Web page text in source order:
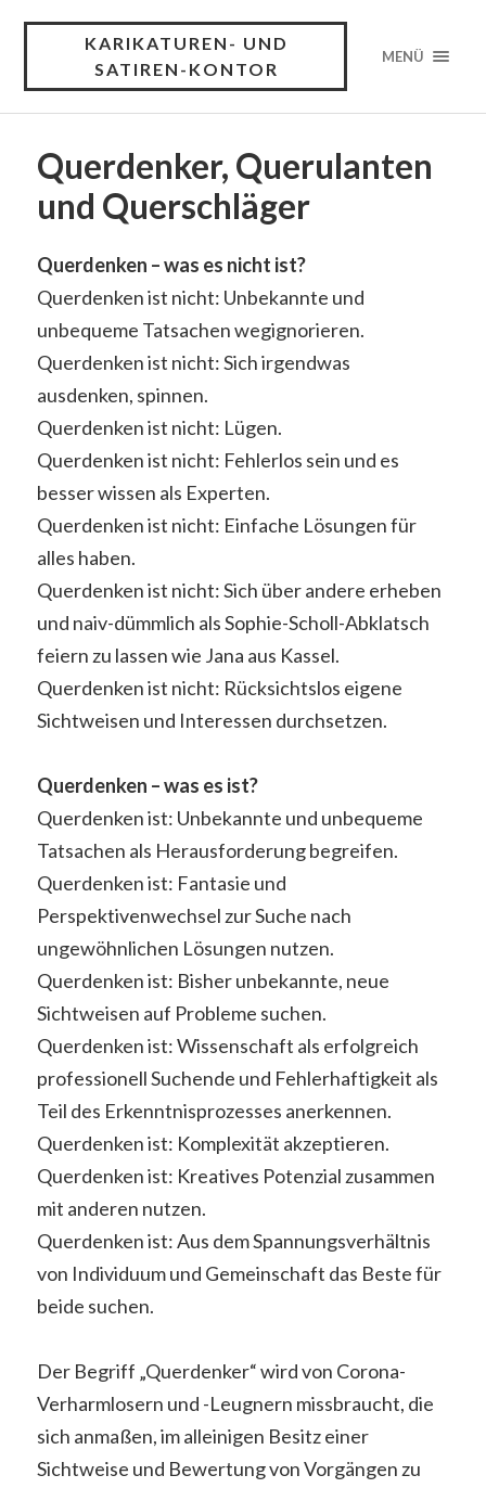
KARIKATUREN- UND
SATIREN-KONTOR
MENÜ
Querdenker, Querulanten
und Querschläger
Querdenken – was es nicht ist?
Querdenken ist nicht: Unbekannte und
unbequeme Tatsachen wegignorieren.
Querdenken ist nicht: Sich irgendwas
ausdenken, spinnen.
Querdenken ist nicht: Lügen.
Querdenken ist nicht: Fehlerlos sein und es
besser wissen als Experten.
Querdenken ist nicht: Einfache Lösungen für
alles haben.
Querdenken ist nicht: Sich über andere erheben
und naiv-dümmlich als Sophie-Scholl-Abklatsch
feiern zu lassen wie Jana aus Kassel.
Querdenken ist nicht: Rücksichtslos eigene
Sichtweisen und Interessen durchsetzen.
Querdenken – was es ist?
Querdenken ist: Unbekannte und unbequeme
Tatsachen als Herausforderung begreifen.
Querdenken ist: Fantasie und
Perspektivenwechsel zur Suche nach
ungewöhnlichen Lösungen nutzen.
Querdenken ist: Bisher unbekannte, neue
Sichtweisen auf Probleme suchen.
Querdenken ist: Wissenschaft als erfolgreich
professionell Suchende und Fehlerhaftigkeit als
Teil des Erkenntnisprozesses anerkennen.
Querdenken ist: Komplexität akzeptieren.
Querdenken ist: Kreatives Potenzial zusammen
mit anderen nutzen.
Querdenken ist: Aus dem Spannungsverhältnis
von Individuum und Gemeinschaft das Beste für
beide suchen.
Der Begriff „Querdenker“ wird von Corona-
Verharmlosern und -Leugnern missbraucht, die
sich anmaßen, im alleinigen Besitz einer
Sichtweise und Bewertung von Vorgängen zu